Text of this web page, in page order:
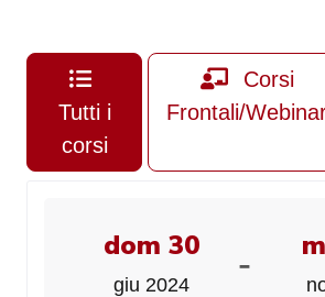
Tutti i
corsi
Corsi
Frontali/
dom 30
giu 2024 -